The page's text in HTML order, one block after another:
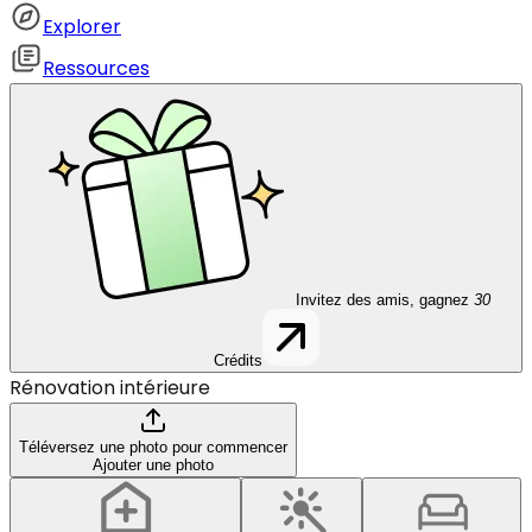
Explorer
Ressources
Invitez des amis, gagnez 30
Crédits
Rénovation intérieure
Téléversez une photo pour commencer
Ajouter une photo